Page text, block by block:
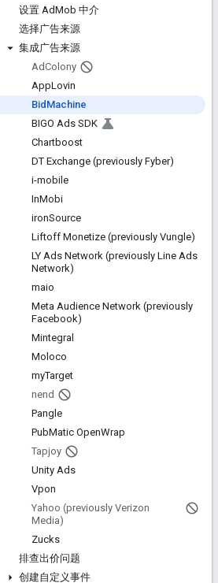
设置 AdMob 中介
选择广告来源
集成广告来源
AdColony
AppLovin
Bid Machine
BIGO Ads SDK
Chartboost
DT Exchange (previously Fyber)
i-mobile
InMobi
ironSource
Liftoff Monetize (previously Vungle)
LY Ads Network (previously Line Ads
Network)
maio
Meta Audience Network (previously
Facebook)
Mintegral
Moloco
myTarget
nend
Pangle
PubMatic OpenWrap
Tapjoy
Unity Ads
Vpon
Yahoo (previously Verizon
Media)
Zucks
排查出价问题
创建自定义事件